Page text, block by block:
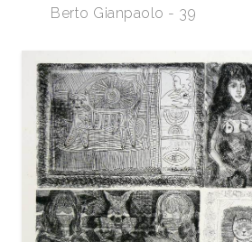
Berto Gianpaolo - 39